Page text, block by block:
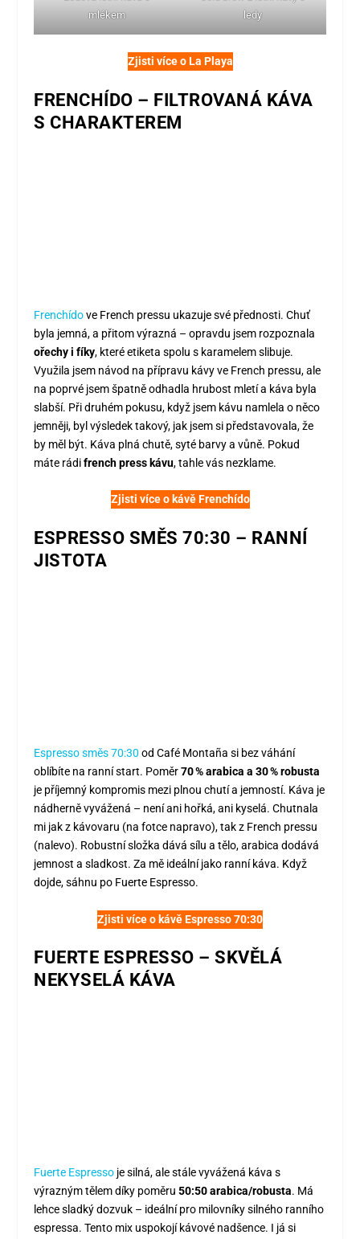
mlékem
ledy
Zjisti více o La Playa
FRENCHÍDO – FILTROVANÁ KÁVA
S CHARAKTEREM
Frenchídove French pressu ukazuje své přednosti. Chuť
byla jemná, a přitom výrazná – opravdu jsem rozpoznala
ořechy i fíky, které etiketa spolu s karamelem slibuje.
Využila jsem návod na přípravu kávy ve French pressu, ale
na poprvé jsem špatně odhadla hrubost mletí a káva byla
slabší. Při druhém pokusu, když jsem kávu namlela o něco
jemněji, byl výsledek takový, jak jsem si představovala, že
by měl být. Káva plná chutě, syté barvy a vůně. Pokud
máte rádifrench press kávu, tahle vás nezklame.
Zjisti více o kávě Frenchído
ESPRESSO SMĚS 70:30 – RANNÍ
JISTOTA
Espresso směs 70:30 od Café Montaña si bez váhání
oblíbíte na ranní start. Poměr70 % arabica a 30 % robusta
je příjemný kompromis mezi plnou chutí a jemností. Káva je
nádherně vyvážená – není ani hořká, ani kyselá. Chutnala
mi jak z kávovaru (na fotce napravo), tak z French pressu
(nalevo). Robustní složka dává sílu a tělo, arabica dodává
jemnost a sladkost. Za mě ideální jako ranní káva. Když
dojde, sáhnu po Fuerte Espresso.
Zjisti více o kávě Espresso 70:30
FUERTE ESPRESSO – SKVĚLÁ
NEKYSELÁ KÁVA
Fuerte Espresso je silná, ale stále vyvážená káva s
výrazným tělem díky poměru50:50 arabica/robusta. Má
lehce sladký dozvuk – ideální pro milovníky silného ranního
espressa. Tento mix uspokojí kávové nadšence. I já si